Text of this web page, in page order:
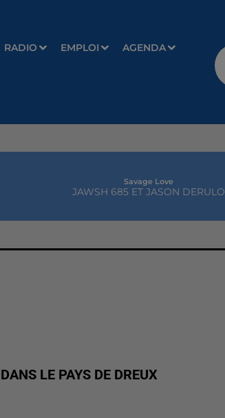
RADIO EMPLOI AGENDA
Savage Love
JAWSH 685 ET JASON DERULO
LE PAYS DE DREUX